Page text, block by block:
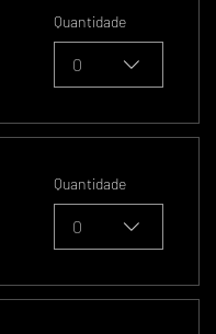
Quantidade
0
Quantidade
0